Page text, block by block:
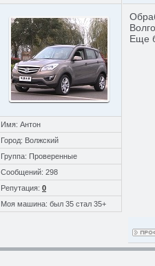
Имя: Антон
Город: Волжский
Группа: Проверенные
Сообщений: 298
Репутация: 0
Моя машина: был 35 стал 35+
Еще